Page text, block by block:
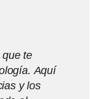
que te
Aquí
y los